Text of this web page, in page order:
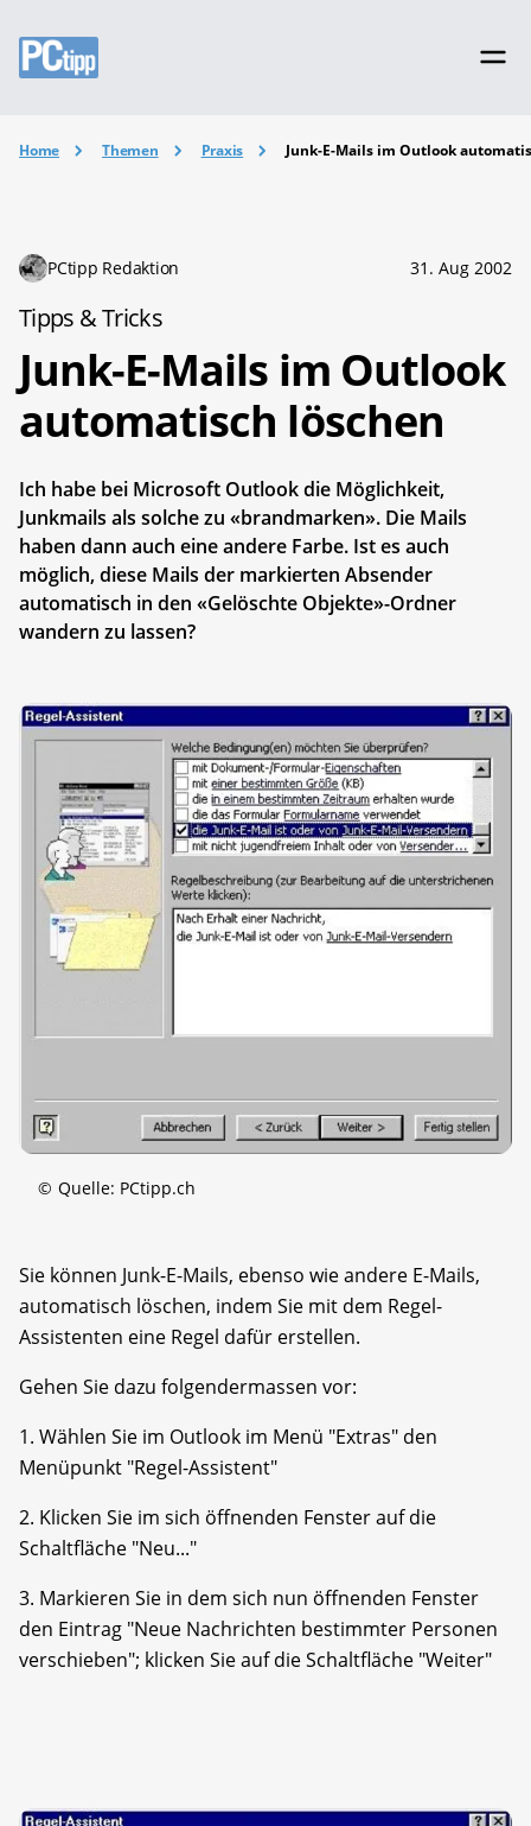
Home Themen Praxis Junk-E-Mails im Outlook
PCtipp Redaktion 31. Aug 2002
Tipps & Tricks
Junk-E-Mails im Outlook
automatisch löschen
Ich habe bei Microsoft Outlook die Möglichkeit,
Junkmails als solche zu «brandmarken». Die Mails
haben dann auch eine andere Farbe. Ist es auch
möglich, diese Mails der markierten Absender
automatisch in den «Gelöschte Objekte»-Ordner
wandern zu lassen?
© Quelle: PCtipp.ch
Sie können Junk-E-Mails, ebenso wie andere E-Mails,
automatisch löschen, indem Sie mit dem Regel-
Assistenten eine Regel dafür erstellen.
Gehen Sie dazu folgendermassen vor:
1. Wählen Sie im Outlook im Menü "Extras" den
Menüpunkt "Regel-Assistent"
2. Klicken Sie im sich öffnenden Fenster auf die
Schaltfläche "Neu..."
3. Markieren Sie in dem sich nun öffnenden Fenster
den Eintrag "Neue Nachrichten bestimmter Personen
verschieben"; klicken Sie auf die Schaltfläche "Weiter"